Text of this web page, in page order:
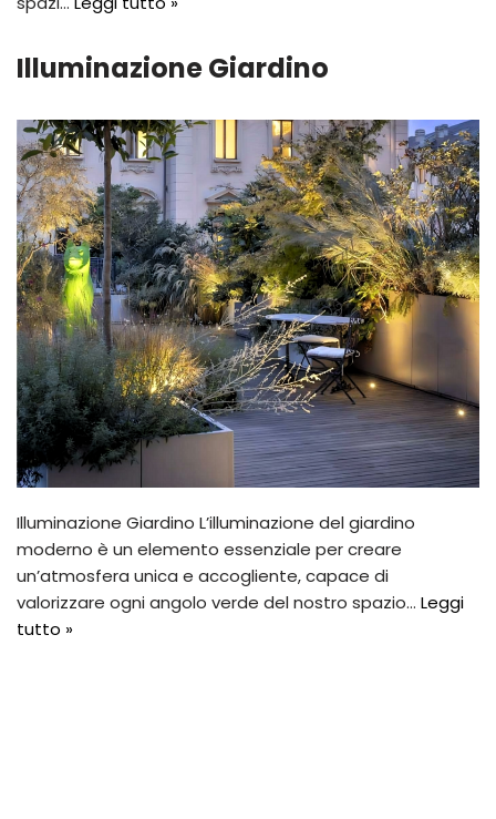
Illuminazione Giardino
Illuminazione Giardino L’illuminazione del giardino
moderno è un elemento essenziale per creare
un’atmosfera unica e accogliente, capace di
valorizzare ogni angolo verde del nostro spazio… Leggi
tutto »